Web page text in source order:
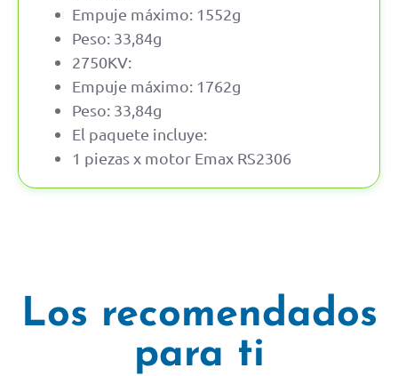
Empuje máximo: 1552g
Peso: 33,84g
2750KV:
Empuje máximo: 1762g
Peso: 33,84g
El paquete incluye:
1 piezas x motor Emax RS2306
Los recomendados
para ti